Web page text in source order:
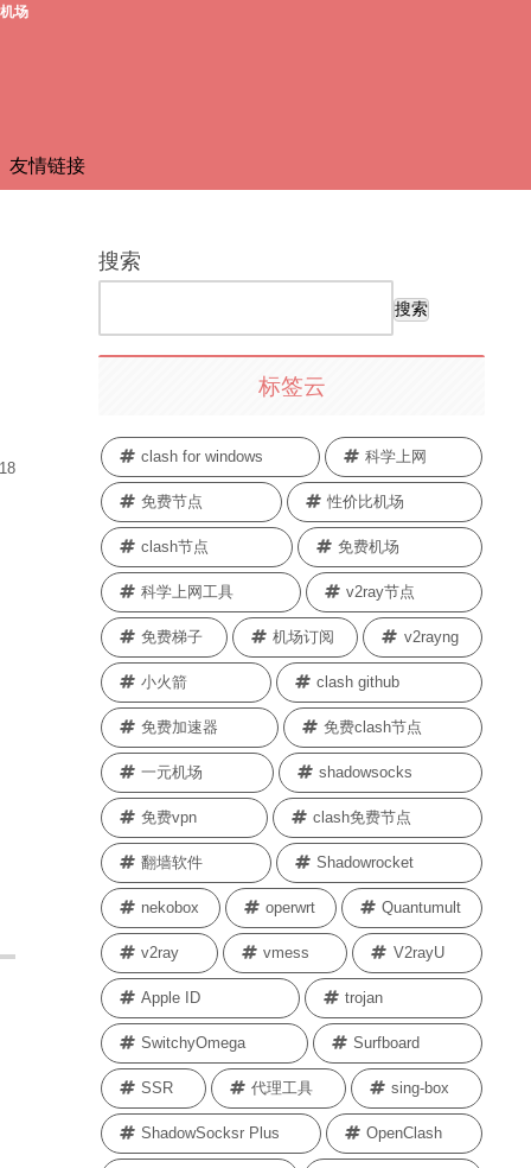
场
友情链接
搜索
搜索
标签云
clash for windows 科学上网
免费节点 性价比机场
clash节点 免费机场
科学上网工具 v2ray节点
免费梯子 机场订阅 v2rayng
小火箭 clash github
免费加速器 免费clash节点
一元机场 shadowsocks
免费vpn clash免费节点
翻墙软件 Shadowrocket
nekobox operwrt Quantumult
v2ray vmess V2rayU
Apple ID trojan
SwitchyOmega Surfboard
SSR 代理工具 sing-box
ShadowSocksr Plus OpenClash